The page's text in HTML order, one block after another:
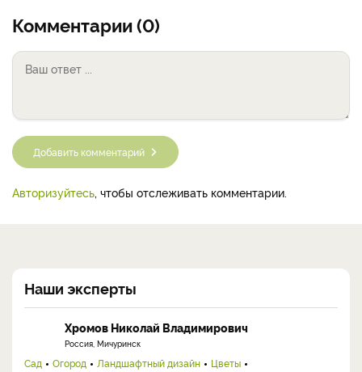
Комментарии (0)
Добавить комментарий
Авторизуйтесь, чтобы отслеживать комментарии.
Наши эксперты
Хромов Николай Владимирович
Россия, Мичуринск
Сад Огород Ландшафтный дизайн
Цветы